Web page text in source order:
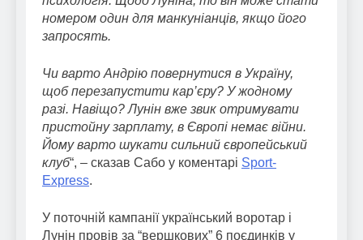
номером один для манкуніанців, якщо його
запросять.
Чи варто Андрію повернутися в Україну,
щоб перезапустити кар’єру? У жодному
разі. Навіщо? Лунін вже звик отримувати
пристойну зарплату, в Європі немає війни.
Йому варто шукати сильний європейський
клуб“, – сказав Сабо у коментарі Sport-
Express.
У поточній кампанії український воротар і
Лунін провів за “вершкових” 6 поєдинків у